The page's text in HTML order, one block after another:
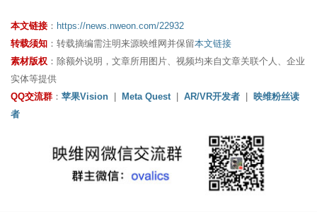
本文链接 ： https://news.nweon.com/22932
转载须知 ：转载摘编需注明来源映维网并保留本文链接
素材版权 ：除额外说明，文章所用图片、视频均来自文章关联个人、企业
实体等提供
QQ交流群 ： 苹果Vision Meta Quest AR/VR开发者
映维粉丝读
者